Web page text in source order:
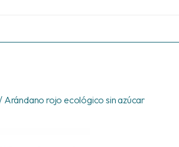
Arándano rojo ecológico sin azúcar